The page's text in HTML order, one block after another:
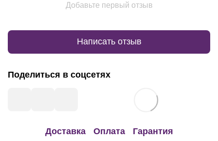
Добавьте первый отзыв
Написать отзыв
Поделиться в соцсетях
Доставка Оплата Гарантия